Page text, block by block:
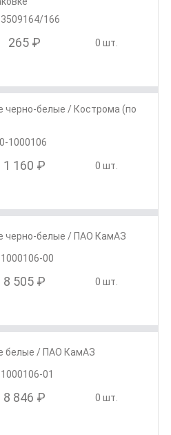
166
265 ₽ 0 шт.
черно-белые / Кострома (по
1000106
1 160 ₽ 0 шт.
черно-белые / ПАО КамАЗ
00
8 505 ₽ 0 шт.
белые / ПАО КамАЗ
01
8 846 ₽ 0 шт.